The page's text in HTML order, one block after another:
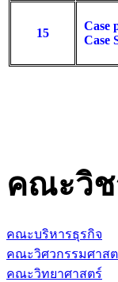
15
Case
Case
คณะวิช
คณะบริหารธุรกิจ
คณะวิศวกรรมศาส
คณะวิทยาศาสตร์